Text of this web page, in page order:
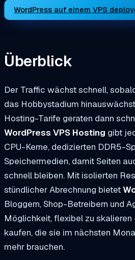
WordPress auf einem VPS
Überblick
Der Traffic wächst schnell,
das Hobbystadium
Hosting-Tarife geraten dann
WordPress VPS Hosting gibt
CPU-Kerne, dedizierten DDR5-
Speichermedien, damit Seiten
schnell bleiben. Mit isolierten
stündlicher Abrechnung bietet
Bloggern, Shop-Betreibern und
Möglichkeit, flexibel zu
kaufen, die sie im nächsten
mehr brauchen.